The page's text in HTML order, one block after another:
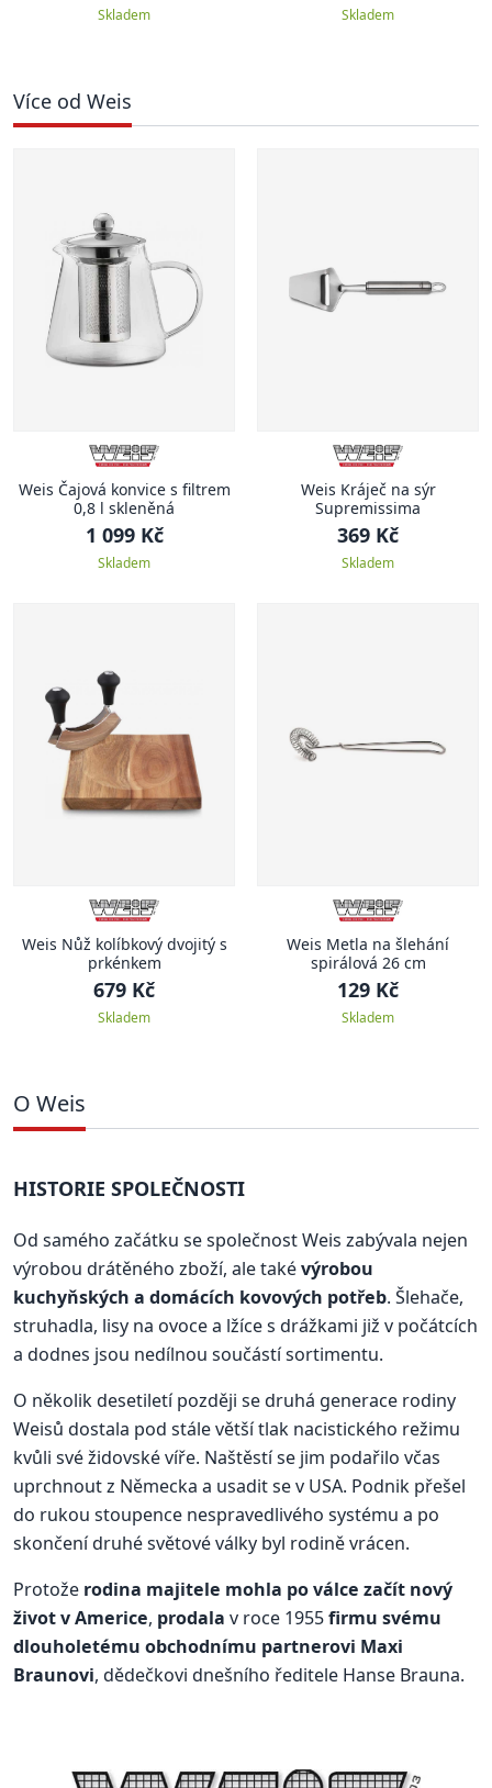
Skladem Skladem
Více od Weis
Weis Čajová konvice s filtrem
0,8 l skleněná
1 099 Kč
Skladem
Weis Kráječ na sýr
Supremissima
369 Kč
Skladem
Weis Nůž kolíbkový dvojitý s
prkénkem
679 Kč
Skladem
Weis Metla na šlehání
spirálová 26 cm
129 Kč
Skladem
O Weis
HISTORIE SPOLEČNOSTI
Od samého začátku se společnost Weis zabývala nejen
výrobou drátěného zboží, ale takévýrobou
kuchyňských a domácích kovových potřeb. Šlehače,
struhadla, lisy na ovoce a lžíce s drážkami již v počátcích
a dodnes jsou nedílnou součástí sortimentu.
O několik desetiletí později se druhá generace rodiny
Weisů dostala pod stále větší tlak nacistického režimu
kvůli své židovské víře. Naštěstí se jim podařilo včas
uprchnout z Německa a usadit se v USA. Podnik přešel
do rukou stoupence nespravedlivého systému a po
skončení druhé světové války byl rodině vrácen.
Protože rodina majitele mohla po válce začít nový
život v Americe, prodala v roce 1955firmu svému
dlouholetému obchodnímu partnerovi Maxi
Braunovi, dědečkovi dnešního ředitele Hanse Brauna.